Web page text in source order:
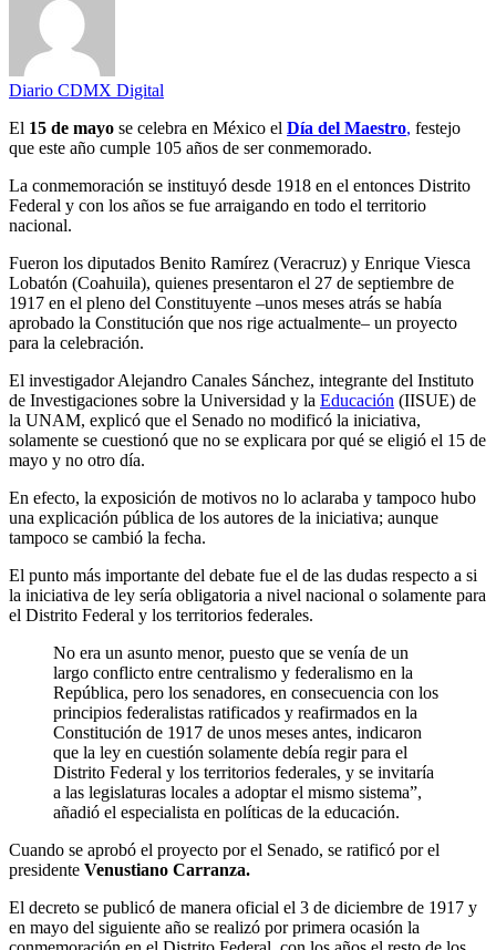
Diario CDMX Digital
El 15 de mayo se celebra en México el Día del Maestro, festejo
que este año cumple 105 años de ser conmemorado.
La conmemoración se instituyó desde 1918 en el entonces Distrito
Federal y con los años se fue arraigando en todo el territorio
nacional.
Fueron los diputados Benito Ramírez (Veracruz) y Enrique Viesca
Lobatón (Coahuila), quienes presentaron el 27 de septiembre de
1917 en el pleno del Constituyente –unos meses atrás se había
aprobado la Constitución que nos rige actualmente– un proyecto
para la celebración.
El investigador Alejandro Canales Sánchez, integrante del Instituto
de Investigaciones sobre la Universidad y la Educación (IISUE) de
la UNAM, explicó que el Senado no modificó la iniciativa,
solamente se cuestionó que no se explicara por qué se eligió el 15 de
mayo y no otro día.
En efecto, la exposición de motivos no lo aclaraba y tampoco hubo
una explicación pública de los autores de la iniciativa; aunque
tampoco se cambió la fecha.
El punto más importante del debate fue el de las dudas respecto a si
la iniciativa de ley sería obligatoria a nivel nacional o solamente para
el Distrito Federal y los territorios federales.
No era un asunto menor, puesto que se venía de un
largo conflicto entre centralismo y federalismo en la
República, pero los senadores, en consecuencia con los
principios federalistas ratificados y reafirmados en la
Constitución de 1917 de unos meses antes, indicaron
que la ley en cuestión solamente debía regir para el
Distrito Federal y los territorios federales, y se invitaría
a las legislaturas locales a adoptar el mismo sistema”,
añadió el especialista en políticas de la educación.
Cuando se aprobó el proyecto por el Senado, se ratificó por el
presidente Venustiano Carranza.
El decreto se publicó de manera oficial el 3 de diciembre de 1917 y
en mayo del siguiente año se realizó por primera ocasión la